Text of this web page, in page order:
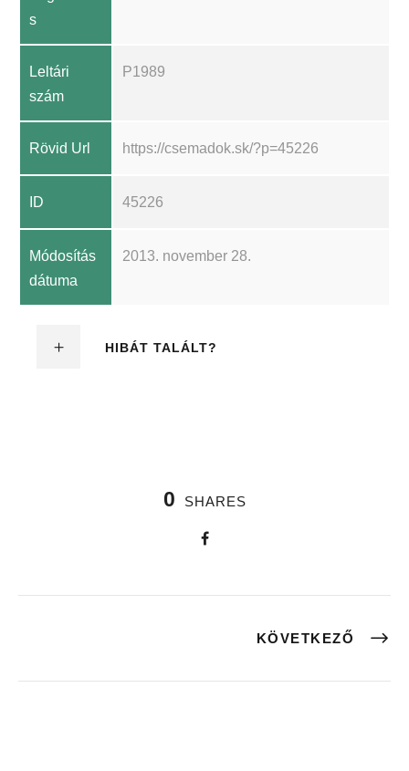
s
Leltári
szám
P1989
Rövid Url https://csemadok.sk/?p=45226
ID 45226
Módosítás
dátuma
2013. november 28.
HIBÁT TALÁLT?
0 SHARES
KÖVETKEZŐ